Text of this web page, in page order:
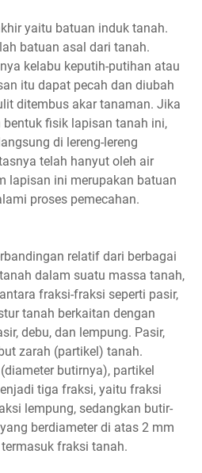
yaitu batuan induk tanah.
batuan asal dari tanah.
kelabu keputih-putihan atau
itu dapat pecah dan diubah
ditembus akar tanaman. Jika
fisik lapisan tanah ini,
di lereng-lereng
telah hanyut oleh air
lapisan ini merupakan batuan
proses pemecahan.
relatif dari berbagai
dalam suatu massa tanah,
fraksi-fraksi seperti pasir,
tanah berkaitan dengan
debu, dan lempung. Pasir,
zarah (partikel) tanah.
butirnya), partikel
tiga fraksi, yaitu fraksi
lempung, sedangkan butir-
berdiameter di atas 2 mm
fraksi tanah.